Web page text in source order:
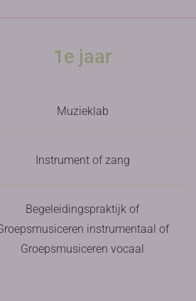
1e jaar
Muzieklab
Instrument of zang
Begeleidingspraktijk of
instrumentaal of
Groepsmusiceren vocaal